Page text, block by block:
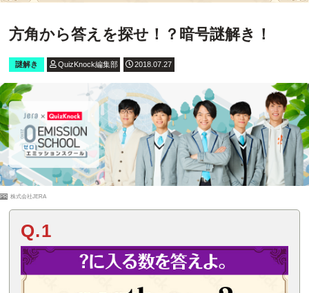
方角から答えを探せ！？暗号謎解き！
謎解き QuizKnock編集部 2018.07.27
PR 株式会社JERA
Q.1